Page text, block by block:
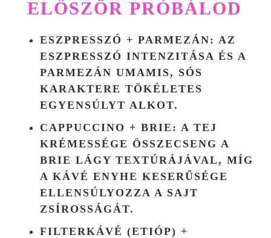
ELŐSZÖR PRÓBÁLOD
ESZPRESSZÓ + PARMEZÁN: AZ
ESZPRESSZÓ INTENZITÁSA ÉS A
PARMEZÁN UMAMIS, SÓS
KARAKTERE TÖKÉLETES
EGYENSÚLYT ALKOT.
CAPPUCCINO + BRIE : A TEJ
KRÉMESSÉGE ÖSSZECSENG A
BRIE LÁGY TEXTÚRÁJÁVAL, MÍG
A KÁVÉ ENYHE KESERŰSÉGE
ELLENSÚLYOZZA A SAJT
ZSÍROSSÁGÁT.
FILTERKÁVÉ (ETIÓP) +